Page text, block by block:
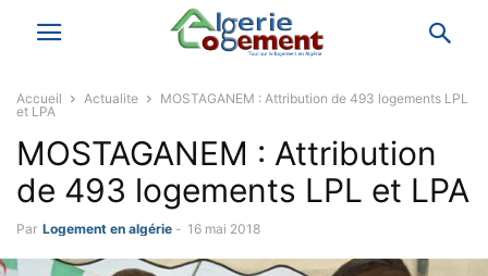
Accueil Actualite
MOSTAGANEM : Attribution de 493 logements LPL
et LPA
MOSTAGANEM : Attribution
de 493 logements LPL et LPA
Par Logement en algérie - 16 mai 2018